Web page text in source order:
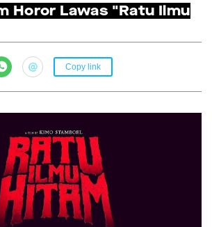
Horor Lawas "Ratu Ilmu
Copy link